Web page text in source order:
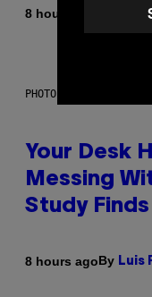
8 hours ago Luis
PHOTO: BATUHAN
Your Desk
Messing
Study Finds
8 hours agoBy Luis